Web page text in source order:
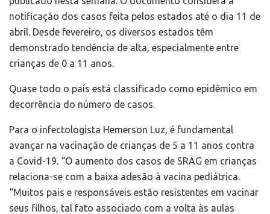
notificação dos casos feita pelos estados até o dia 11 de
abril. Desde fevereiro, os diversos estados têm
demonstrado tendência de alta, especialmente entre
crianças de 0 a 11 anos.
Quase todo o país está classificado como epidêmico em
decorrência do número de casos.
Para o infectologista Hemerson Luz, é fundamental
avançar na vacinação de crianças de 5 a 11 anos contra
a Covid-19. “O aumento dos casos de SRAG em crianças
relaciona-se com a baixa adesão à vacina pediátrica.
“Muitos pais e responsáveis estão resistentes em vacinar
seus filhos, tal fato associado com a volta às aulas